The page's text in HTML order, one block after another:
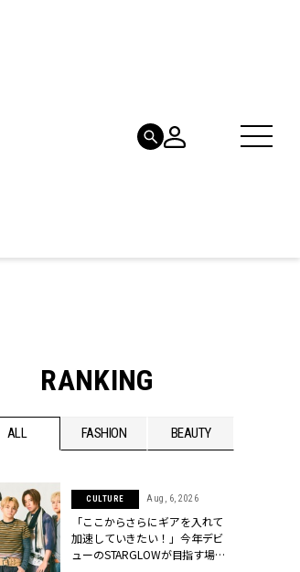
RANKING
ALL FASHION BEAUTY
CULTURE Aug, 6, 2026
「ここからさらにギアを入れて
加速していきたい！」今年デビ
ューのSTARGLOWが目指す場所